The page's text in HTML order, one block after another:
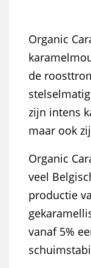
Organic
de
zijn intens
maar ook
Organic
veel
productie
vanaf 5%